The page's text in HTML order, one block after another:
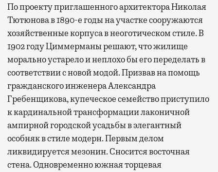
По проекту приглашенного архитектора Николая
Тютюнова в 1890-е годы на участке сооружаются
хозяйственные корпуса в неоготическом стиле. В
1902 году Циммерманы решают, что жилище
морально устарело и неплохо бы его переделать в
соответствии с новой модой. Призвав на помощь
гражданского инженера Александра
Гребенщикова, купеческое семейство приступило
к кардинальной трансформации лаконичной
ампирной городской усадьбы в элегантный
особняк в стиле модерн. Первым делом
ликвидируется мезонин. Сносится восточная
стена. Одновременно южная торцевая